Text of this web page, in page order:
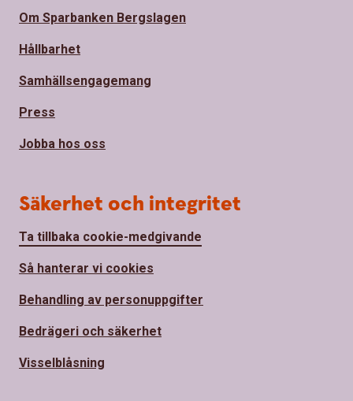
Om Sparbanken Bergslagen
Hållbarhet
Samhällsengagemang
Press
Jobba hos oss
Säkerhet och integritet
Ta tillbaka cookie-medgivande
Så hanterar vi cookies
Behandling av personuppgifter
Bedrägeri och säkerhet
Visselblåsning